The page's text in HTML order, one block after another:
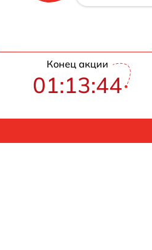
Конец акции
01:13:43